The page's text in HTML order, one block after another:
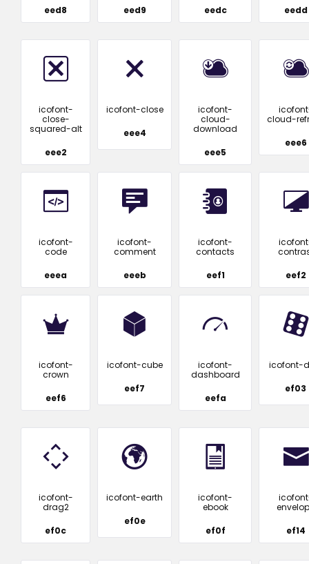
eed8
eed9
eedc
eedd
icofont-
close-
squared-alt
eee2
icofont-close
eee4
icofont-
cloud-
download
eee5
cloud-
eee6
icofont-
code
eeea
icofont-
comment
eeeb
icofont-
contacts
eef1
eef2
icofont-
crown
eef6
icofont-cube
eef7
icofont-
dashboard
eefa
icofont-
ef03
icofont-
drag2
ef0c
icofont-earth
ef0e
icofont-
ebook
ef0f
ef14